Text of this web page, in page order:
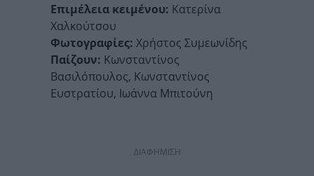
Επιμέλεια κειμένου: Κατερίνα
Χαλκούτσου
Φωτογραφίες: Χρήστος Συμεωνίδης
Παίζουν: Κωνσταντίνος
Βασιλόπουλος, Κωνσταντίνος
Ευστρατίου, Ιωάννα Μπιτούνη
ΔΙΑΦΗΜΙΣΗ